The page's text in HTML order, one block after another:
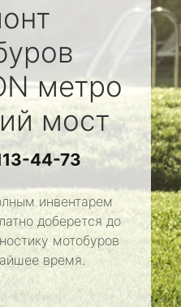
метро
мост
44-73
инвентарем
доберется до
мотобуров
время.